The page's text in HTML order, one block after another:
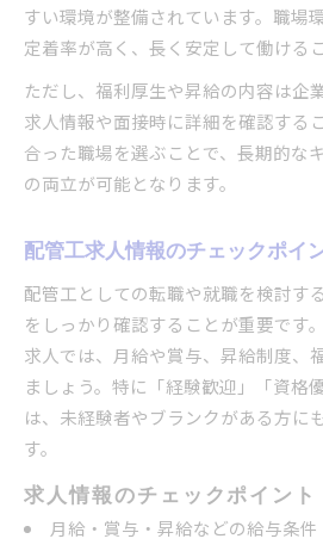
すい環境が整備されています。職場
定着率が高く、長く安定して働ける
ただし、福利厚生や昇給の内容は企
求人情報や面接時に詳細を確認する
合った職場を選ぶことで、長期的な
の両立が可能となります。
配管工求人情報のチェックポイ
配管工としての転職や就職を検討す
をしっかり確認することが重要です
求人では、月給や賞与、昇給制度、
ましょう。特に「経験歓迎」「資格
は、未経験者やブランクがある方に
す。
求人情報のチェックポイント
月給・賞与・昇給などの給与条件